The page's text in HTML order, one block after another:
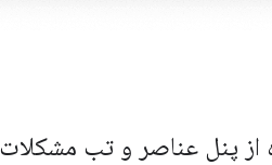
از پنل عناصر و تب مشکلات